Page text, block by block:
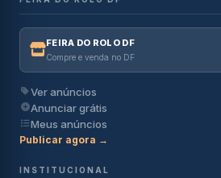
FEIRA DO ROLO DF
Compre e venda no DF
Ver anúncios
Anunciar grátis
Meus anúncios
Publicar agora →
INSTITUCIONAL